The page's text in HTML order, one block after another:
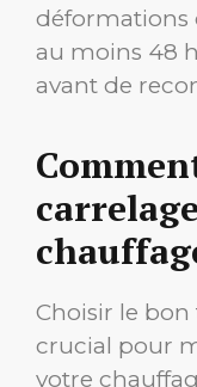
déformations
au moins 48
avant de
Choisir le bon
crucial pour
votre